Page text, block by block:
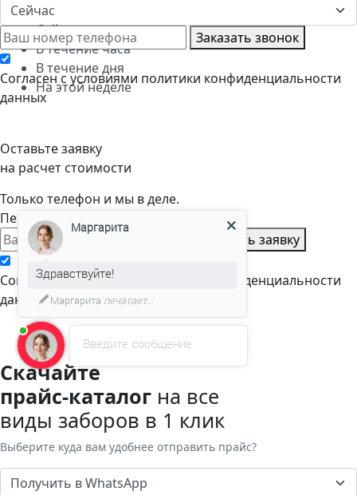
Сейчас
Сейчас
В течение часа
В течение дня
На этой неделе
Заказать звонок
Cогласен с условиями политики конфиденциальности
данных
Оставьте заявку
на расчет стоимости
Только телефон и мы в деле.
Перезвоним через пару минут
Оставить заявку
Cогласен с условиями
политики конфиденциальности
данных
Скачайте
прайс-каталог на все
виды заборов в 1 клик
Выберите куда вам удобнее отправить прайс?
Получить в WhatsApp
Введите сообщение
Маргарита
Здравствуйте!
Маргарита печатает...